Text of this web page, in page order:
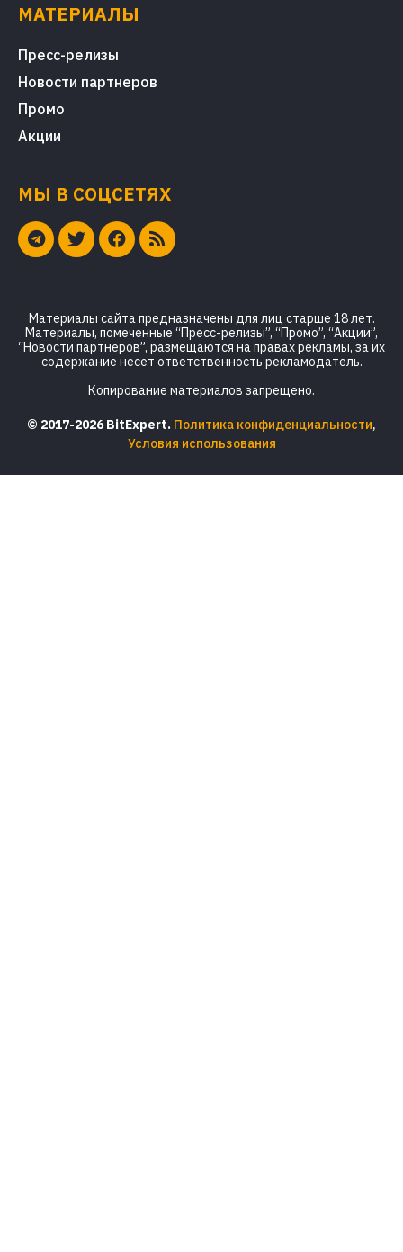
МАТЕРИАЛЫ
Пресс-релизы
Новости партнеров
Промо
Акции
МЫ В СОЦСЕТЯХ
Материалы сайта предназначены для лиц старше 18 лет.
Материалы, помеченные “Пресс-релизы”, “Промо”, “Акции”,
“Новости партнеров”, размещаются на правах рекламы, за их
содержание несет ответственность рекламодатель.
Копирование материалов запрещено.
© 2017-2026 BitExpert. Политика конфиденциальности,
Условия использования